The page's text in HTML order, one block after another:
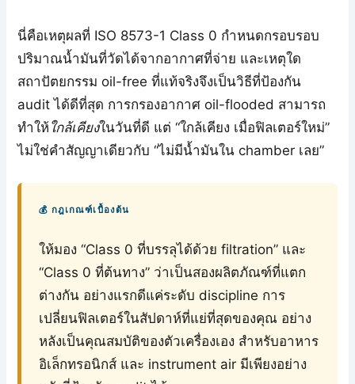
นี่คือเหตุผลที่ ISO 8573-1 Class 0 กำหนดกรอบรอบ
ปริมาณน้ำมันที่วัดได้จากอากาศที่จ่าย และเหตุใด
สถาปัตยกรรม oil-free ที่แท้จริงจึงเป็นวิธีที่ป้องกัน
audit ได้ดีที่สุด การกรองอากาศ oil-flooded สามารถ
ทำให้ ใกล้เคียงในวันที่ดี แต่ “ใกล้เคียง เมื่อฟิลเตอร์ใหม่”
ไม่ใช่คำสัญญาเดียวกับ “ไม่มีน้ำมันใน chamber เลย”
💰 กฎเกณฑ์เบื้องต้น
ให้มอง “Class 0 ที่บรรลุได้ด้วย filtration” และ
“Class 0 ที่ต้นทาง” ว่าเป็นสองผลิตภัณฑ์ที่แตก
ต่างกัน อย่างแรกดีแค่ระดับ discipline การ
เปลี่ยนฟิลเตอร์ในสัปดาห์ที่แย่ที่สุดของคุณ อย่าง
หลังเป็นคุณสมบัติของตัวเครื่องเอง สำหรับอาหาร
อิเล็กทรอนิกส์ และ instrument air มีเพียงอย่าง